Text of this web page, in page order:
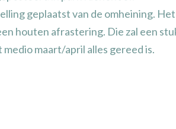
geplaatst van de omheining. Het
houten afrastering. Die zal een
maart/april alles gereed is.